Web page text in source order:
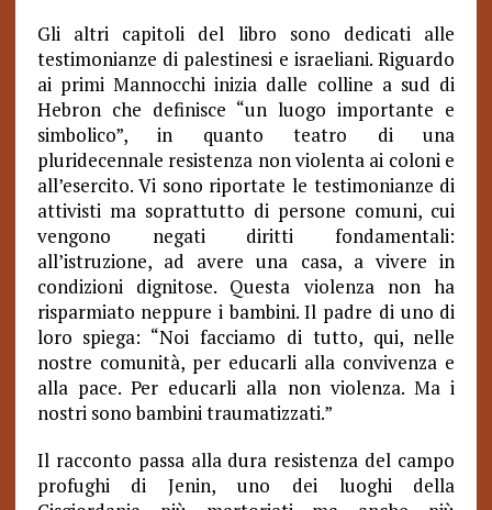
Gli altri capitoli del libro sono dedicati alle
testimonianze di palestinesi e israeliani. Riguardo
ai primi Mannocchi inizia dalle colline a sud di
Hebron che definisce “un luogo importante e
simbolico”, in quanto teatro di una
pluridecennale resistenza non violenta ai coloni e
all’esercito. Vi sono riportate le testimonianze di
attivisti ma soprattutto di persone comuni, cui
vengono negati diritti fondamentali:
all’istruzione, ad avere una casa, a vivere in
condizioni dignitose. Questa violenza non ha
risparmiato neppure i bambini. Il padre di uno di
loro spiega: “Noi facciamo di tutto, qui, nelle
nostre comunità, per educarli alla convivenza e
alla pace. Per educarli alla non violenza. Ma i
nostri sono bambini traumatizzati.”
Il racconto passa alla dura resistenza del campo
profughi di Jenin, uno dei luoghi della